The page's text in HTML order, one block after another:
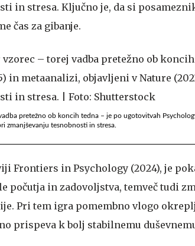
in stresa. Ključno je, da si
čas za gibanje.
pretežno ob koncih tedna – je po ugotovitvah
zmanjševanju tesnobnosti in stresa.
Frontiers in Psychology (2024), je
počutja in zadovoljstva, temveč tudi
Pri tem igra pomembno vlogo
prispeva k bolj stabilnemu